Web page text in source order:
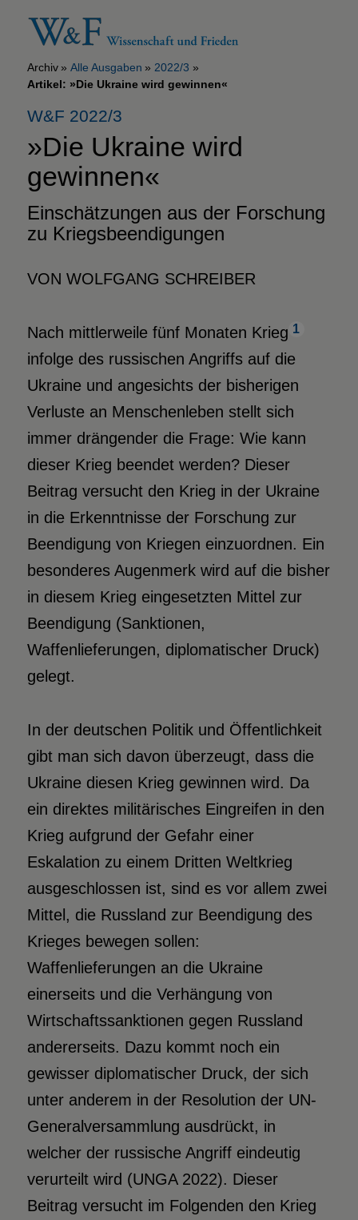
Archiv Alle Ausgaben
2022/3
Artikel: »Die Ukraine wird gewinnen«
W&F 2022/3
»Die Ukraine wird
gewinnen«
Einschätzungen aus der Forschung
zu Kriegsbeendigungen
VON WOLFGANG SCHREIBER
Nach mittlerweile fünf Monaten Krieg 1
infolge des russischen Angriffs auf die
Ukraine und angesichts der bisherigen
Verluste an Menschenleben stellt sich
immer drängender die Frage: Wie kann
dieser Krieg beendet werden? Dieser
Beitrag versucht den Krieg in der Ukraine
in die Erkenntnisse der Forschung zur
Beendigung von Kriegen einzuordnen. Ein
besonderes Augenmerk wird auf die bisher
in diesem Krieg eingesetzten Mittel zur
Beendigung (Sanktionen,
Waffenlieferungen, diplomatischer Druck)
gelegt.
In der deutschen Politik und Öffentlichkeit
gibt man sich davon überzeugt, dass die
Ukraine diesen Krieg gewinnen wird. Da
ein direktes militärisches Eingreifen in den
Krieg aufgrund der Gefahr einer
Eskalation zu einem Dritten Weltkrieg
ausgeschlossen ist, sind es vor allem zwei
Mittel, die Russland zur Beendigung des
Krieges bewegen sollen:
Waffenlieferungen an die Ukraine
einerseits und die Verhängung von
Wirtschaftssanktionen gegen Russland
andererseits. Dazu kommt noch ein
gewisser diplomatischer Druck, der sich
unter anderem in der Resolution der UN-
Generalversammlung ausdrückt, in
welcher der russische Angriff eindeutig
verurteilt wird (UNGA 2022). Dieser
Beitrag versucht im Folgenden den Krieg